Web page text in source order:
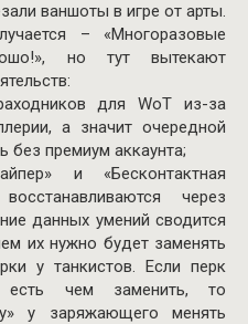
ваншоты в игре от арты.
– «Многоразовые
но тут вытекают
для WoT из-за
а значит очередной
без премиум аккаунта;
и «Бесконтактная
через
данных умений сводится
их нужно будет заменять
у танкистов. Если перк
есть чем заменить, то
у заряжающего менять